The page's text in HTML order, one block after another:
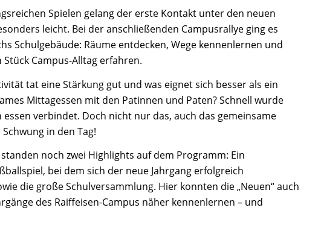
Spielen gelang der erste Kontakt unter den neuen
leicht. Bei der anschließenden Campusrallye ging es
Schulgebäude: Räume entdecken, Wege kennenlernen und
Stück Campus-Alltag erfahren.
tat eine Stärkung gut und was eignet sich besser als ein
Mittagessen mit den Patinnen und Paten? Schnell wurde
essen verbindet. Doch nicht nur das, auch das gemeinsame
in den Tag!
noch zwei Highlights auf dem Programm: Ein
bei dem sich der neue Jahrgang erfolgreich
die große Schulversammlung. Hier konnten die „Neuen“ auch
des Raiffeisen-Campus näher kennenlernen – und